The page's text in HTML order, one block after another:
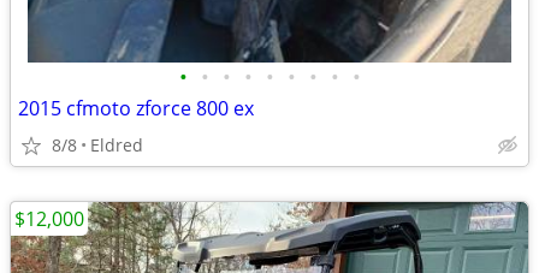
• • • • • • • • •
2015 cfmoto zforce 800 ex
8/8 Eldred
$12,000